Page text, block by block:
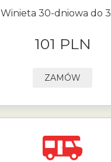
Winieta 30-dniowa do
101 PLN
ZAMÓW